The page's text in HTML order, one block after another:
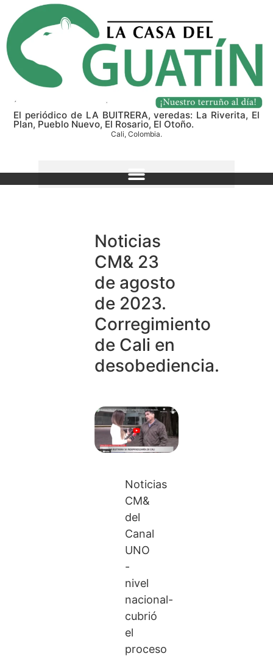
El periódico de LA BUITRERA, veredas: La Riverita, El
Plan, Pueblo Nuevo, El Rosario, El Otoño.
Cali, Colombia.
Noticias
CM& 23
de agosto
de 2023.
Corregimiento
de Cali en
desobediencia.
Noticias
CM&
del
Canal
UNO
-
nivel
nacional-
cubrió
el
proceso